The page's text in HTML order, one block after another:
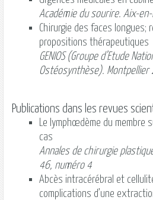
Académie du sourire. Aix-
Chirurgie des faces
propositions thérapeutiques
GENIOS (Groupe d’Etude
Ostéosynthèse). Montpellier
Publications dans les revues
Le lymphœdème du membre
cas
Annales de chirurgie
46, numéro 4
Abcès intracérébral et
complications d’une